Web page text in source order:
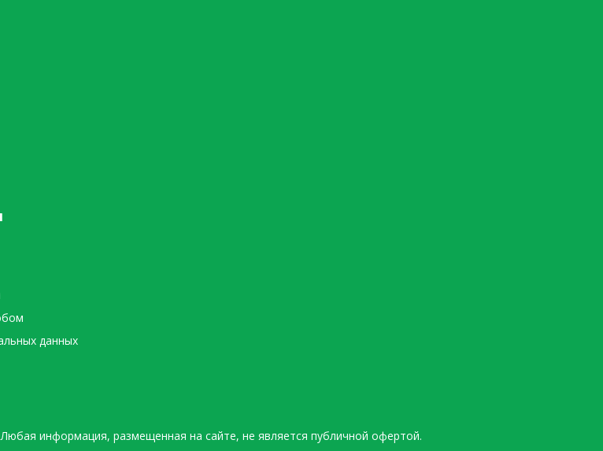
данных
информация, размещенная на сайте, не является публичной офертой.